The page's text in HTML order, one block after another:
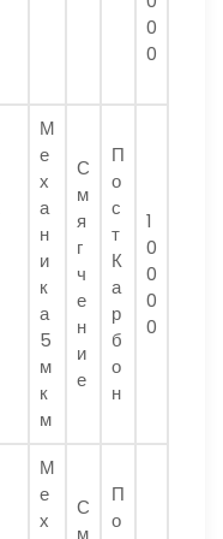
0
0
М
е
х
а
н
и
к
а
5
м
к
м
С
м
я
г
ч
е
н
и
е
П
о
с
т
К
а
р
б
о
н
1
0
0
0
0
М
е
х
С
м
П
о